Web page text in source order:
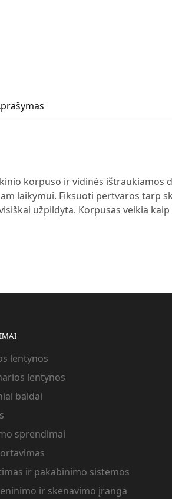
korpuso ir vidinės ištraukiamos
laikymui. Fiksuoti pertvaros tarp
užpildyta. Korpusas veikia kaip
lentynos
lentynos
baldai
sprendimai
ir pakabinimo sistemos
ir skenavimo įranga